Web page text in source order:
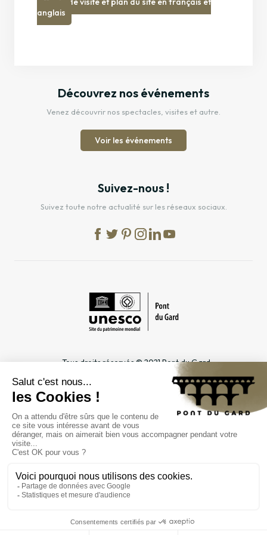
un théâtre radiophonique et d’appréhender de manière tactile tout le
savoir-faire technique antique. Retrouvez toutes les informations pour
anglais
Découvrez nos événements
Venez découvrir nos spectacles, visites et autre.
Voir les événements
Suivez-nous !
Suivez toute notre actualité sur les réseaux sociaux.
Tous droits réservés © 2021 Pont du Gard
Confidentialité
Horaires
Accès
Tarifs & abonnements
FAQ
ESPACES DÉDIÉS
Groupe
Journaliste
L'ÉTABLISSEMENT PUBLIC